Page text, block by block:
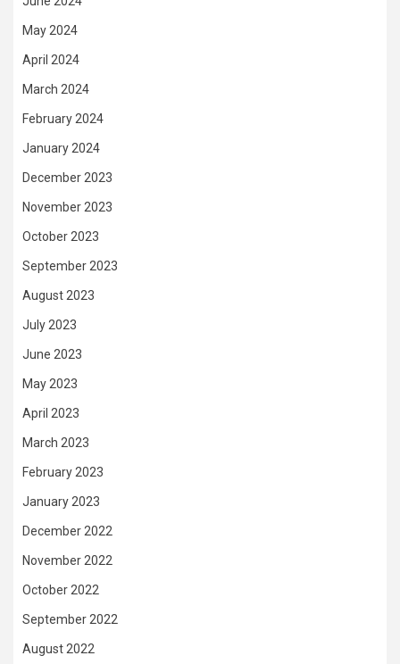
May 2024
April 2024
March 2024
February 2024
January 2024
December 2023
November 2023
October 2023
September 2023
August 2023
July 2023
June 2023
May 2023
April 2023
March 2023
February 2023
January 2023
December 2022
November 2022
October 2022
September 2022
August 2022